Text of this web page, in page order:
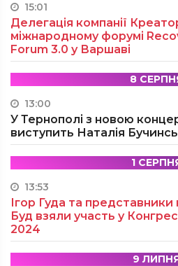
15:01
Делегація компанії
міжнародному форумі
Forum 3.0 у Варшаві
8
13:00
У Тернополі з новою
виступить Наталія
1
13:53
Ігор Гуда та представники
Буд взяли участь у
2024
9